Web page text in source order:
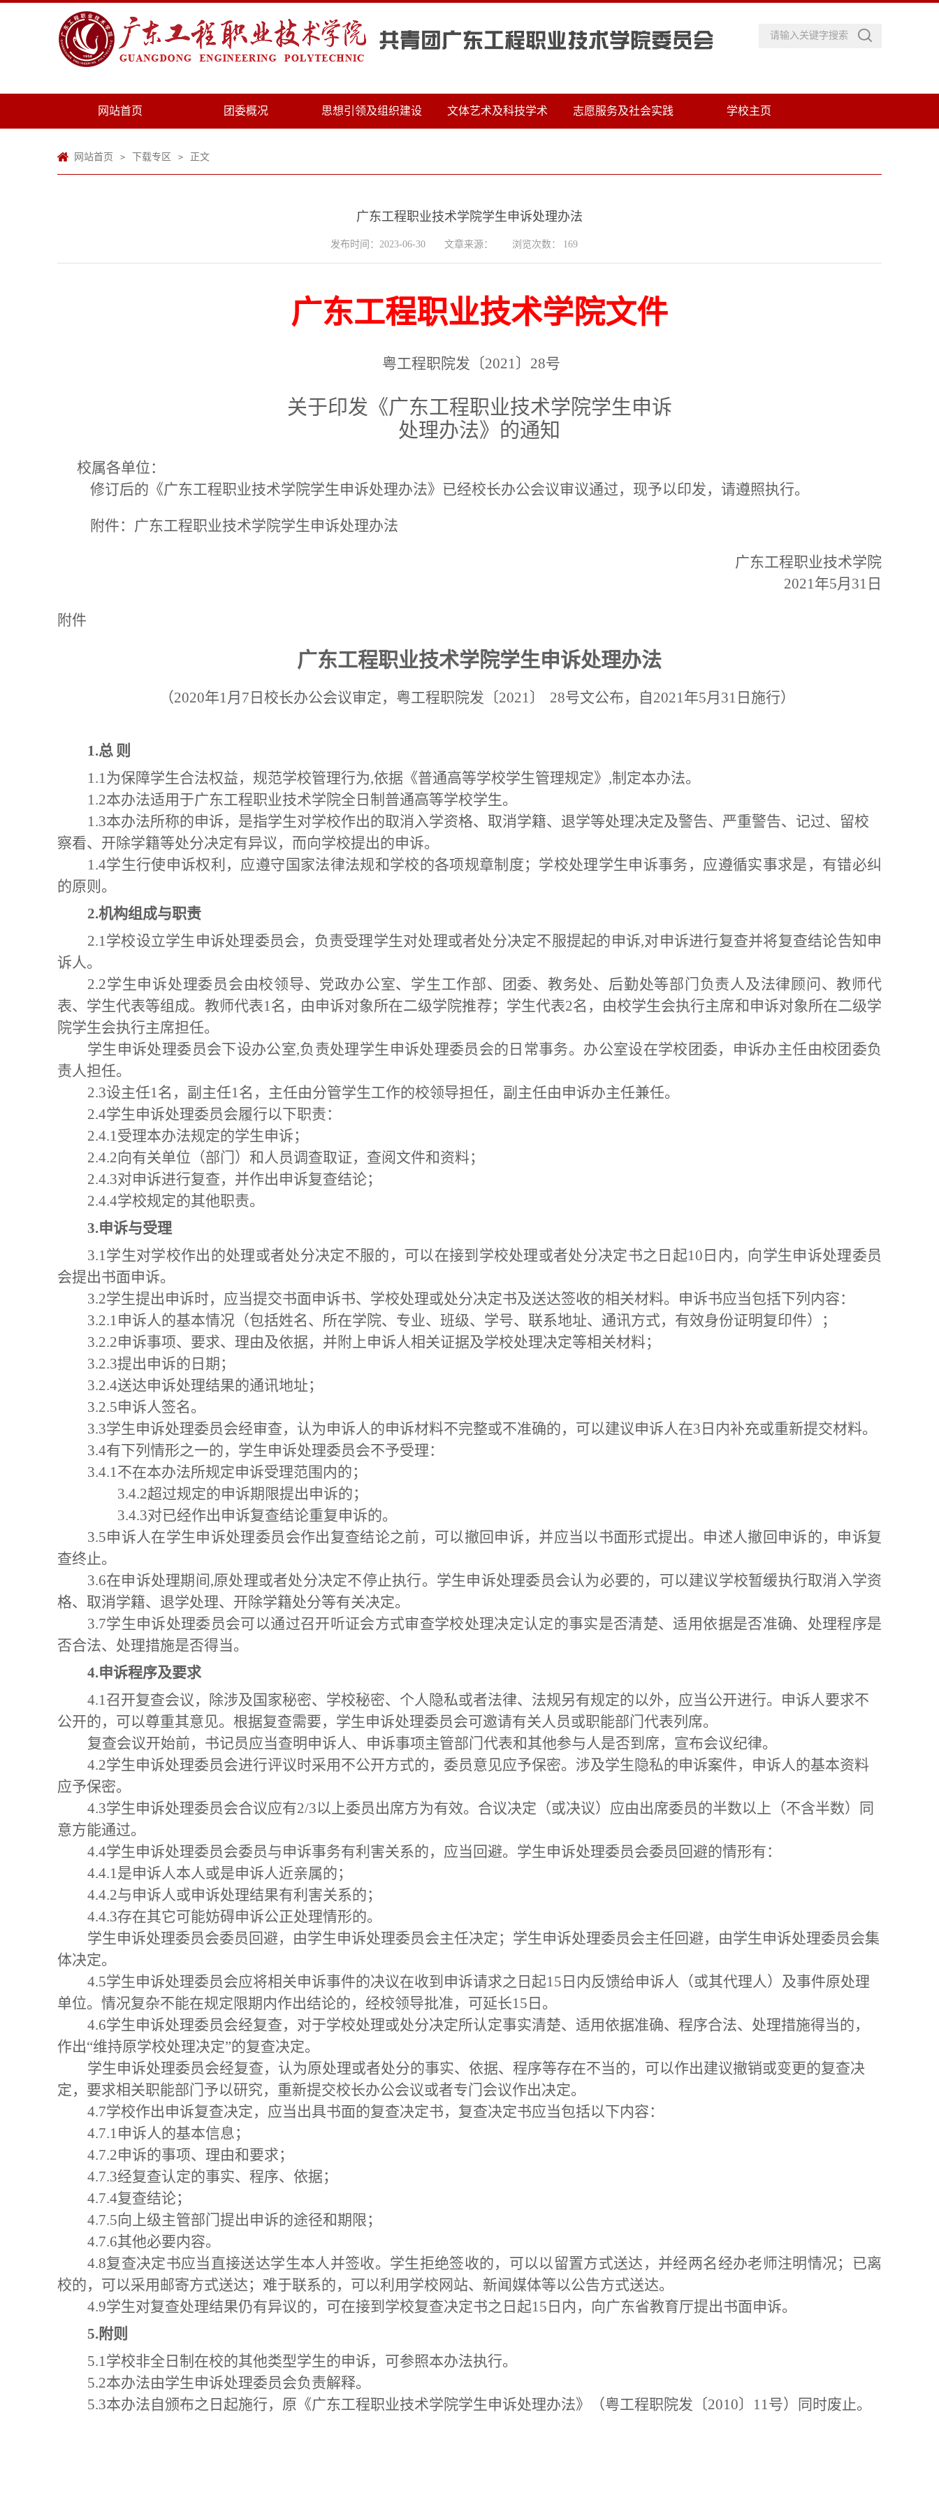
网站首页 团委概况 思想引领及组织建设 文体艺术及科技学术 志愿服务及社会实践 学校主页
网站首页 > 下载专区 > 正文
广东工程职业技术学院学生申诉处理办法
发布时间：2023-06-30 文章来源： 浏览次数： 169
广东工程职业技术学院文件
粤工程职院发〔2021〕28号
关于印发《广东工程职业技术学院学生申诉
处理办法》的通知
校属各单位：
修订后的《广东工程职业技术学院学生申诉处理办法》已经校长办公会议审议通过，现予以印发，请遵照执行。
附件：广东工程职业技术学院学生申诉处理办法
广东工程职业技术学院
2021年5月31日
附件
广东工程职业技术学院学生申诉处理办法
（2020年1月7 日校长办公会议审定，粤工程职院发〔2021〕 28号文公布，自2021年5月31日施行）
1.总 则
1.1为保障学生合法权益，规范学校管理行为,依据《普通高等学校学生管理规定》,制定本办法。
1.2本办法适用于广东工程职业技术学院全日制普通高等学校学生。
1.3本办法所称的申诉，是指学生对学校作出的取消入学资格、取消学籍、退学等处理决定及警告、严重警告、记过、留校
察看、开除学籍等处分决定有异议，而向学校提出的申诉。
1.4学生行使申诉权利，应遵守国家法律法规和学校的各项规章制度；学校处理学生申诉事务，应遵循实事求是，有错必纠
的原则。
2.机构组成与职责
2.1学校设立学生申诉处理委员会，负责受理学生对处理或者处分决定不服提起的申诉,对申诉进行复查并将复查结论告知申
诉人。
2.2学生申诉处理委员会由校领导、党政办公室、学生工作部、团委、教务处、后勤处等部门负责人及法律顾问、教师代
表、学生代表等组成。教师代表1名，由申诉对象所在二级学院推荐；学生代表2名，由校学生会执行主席和申诉对象所在二级学
院学生会执行主席担任。
学生申诉处理委员会下设办公室,负责处理学生申诉处理委员会的日常事务。办公室设在学校团委，申诉办主任由校团委负
责人担任。
2.3设主任1名，副主任1名，主任由分管学生工作的校领导担任，副主任由申诉办主任兼任。
2.4学生申诉处理委员会履行以下职责：
2.4.1受理本办法规定的学生申诉；
2.4.2向有关单位（部门）和人员调查取证，查阅文件和资料；
2.4.3对申诉进行复查，并作出申诉复查结论；
2.4.4学校规定的其他职责。
3.申诉与受理
3.1学生对学校作出的处理或者处分决定不服的，可以在接到学校处理或者处分决定书之日起10日内，向学生申诉处理委员
会提出书面申诉。
3.2学生提出申诉时，应当提交书面申诉书、学校处理或处分决定书及送达签收的相关材料。申诉书应当包括下列内容：
3.2.1申诉人的基本情况（包括姓名、所在学院、专业、班级、学号、联系地址、通讯方式，有效身份证明复印件）；
3.2.2申诉事项、要求、理由及依据，并附上申诉人相关证据及学校处理决定等相关材料；
3.2.3提出申诉的日期；
3.2.4送达申诉处理结果的通讯地址；
3.2.5申诉人签名。
3.3学生申诉处理委员会经审查，认为申诉人的申诉材料不完整或不准确的，可以建议申诉人在3日内补充或重新提交材料。
3.4有下列情形之一的，学生申诉处理委员会不予受理：
3.4.1不在本办法所规定申诉受理范围内的；
3.4.2超过规定的申诉期限提出申诉的；
3.4.3对已经作出申诉复查结论重复申诉的。
3.5申诉人在学生申诉处理委员会作出复查结论之前，可以撤回申诉，并应当以书面形式提出。申述人撤回申诉的，申诉复
查终止。
3.6在申诉处理期间,原处理或者处分决定不停止执行。学生申诉处理委员会认为必要的，可以建议学校暂缓执行取消入学资
格、取消学籍、退学处理、开除学籍处分等有关决定。
3.7学生申诉处理委员会可以通过召开听证会方式审查学校处理决定认定的事实是否清楚、适用依据是否准确、处理程序是
否合法、处理措施是否得当。
4.申诉程序及要求
4.1召开复查会议，除涉及国家秘密、学校秘密、个人隐私或者法律、法规另有规定的以外，应当公开进行。申诉人要求不
公开的，可以尊重其意见。根据复查需要，学生申诉处理委员会可邀请有关人员或职能部门代表列席。
复查会议开始前，书记员应当查明申诉人、申诉事项主管部门代表和其他参与人是否到席，宣布会议纪律。
4.2学生申诉处理委员会进行评议时采用不公开方式的，委员意见应予保密。涉及学生隐私的申诉案件，申诉人的基本资料
应予保密。
4.3学生申诉处理委员会合议应有2/3以上委员出席方为有效。合议决定（或决议）应由出席委员的半数以上（不含半数）同
意方能通过。
4.4学生申诉处理委员会委员与申诉事务有利害关系的，应当回避。学生申诉处理委员会委员回避的情形有：
4.4.1是申诉人本人或是申诉人近亲属的；
4.4.2与申诉人或申诉处理结果有利害关系的；
4.4.3存在其它可能妨碍申诉公正处理情形的。
学生申诉处理委员会委员回避，由学生申诉处理委员会主任决定；学生申诉处理委员会主任回避，由学生申诉处理委员会集
体决定。
4.5学生申诉处理委员会应将相关申诉事件的决议在收到申诉请求之日起15日内反馈给申诉人（或其代理人）及事件原处理
单位。情况复杂不能在规定限期内作出结论的，经校领导批准，可延长15日。
4.6学生申诉处理委员会经复查，对于学校处理或处分决定所认定事实清楚、适用依据准确、程序合法、处理措施得当的，
作出“维持原学校处理决定”的复查决定。
学生申诉处理委员会经复查，认为原处理或者处分的事实、依据、程序等存在不当的，可以作出建议撤销或变更的复查决
定，要求相关职能部门予以研究，重新提交校长办公会议或者专门会议作出决定。
4.7学校作出申诉复查决定，应当出具书面的复查决定书，复查决定书应当包括以下内容：
4.7.1申诉人的基本信息；
4.7.2申诉的事项、理由和要求；
4.7.3经复查认定的事实、程序、依据；
4.7.4复查结论；
4.7.5向上级主管部门提出申诉的途径和期限；
4.7.6其他必要内容。
4.8复查决定书应当直接送达学生本人并签收。学生拒绝签收的，可以以留置方式送达，并经两名经办老师注明情况；已离
校的，可以采用邮寄方式送达；难于联系的，可以利用学校网站、新闻媒体等以公告方式送达。
4.9学生对复查处理结果仍有异议的，可在接到学校复查决定书之日起15日内，向广东省教育厅提出书面申诉。
5.附则
5.1学校非全日制在校的其他类型学生的申诉，可参照本办法执行。
5.2本办法由学生申诉处理委员会负责解释。
5.3本办法自颁布之日起施行，原《广东工程职业技术学院学生申诉处理办法》（粤工程职院发〔2010〕11号）同时废止。